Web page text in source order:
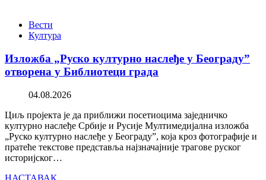
Вести
Култура
Изложба „Руско културно наслеђе у Београду”
отворена у Библиотеци града
04.08.2026
Циљ пројекта је да приближи посетиоцима заједничко
културно наслеђе Србије и Русије Мултимедијална изложба
„Руско културно наслеђе у Београду”, која кроз фотографије и
пратеће текстове представља најзначајније трагове руског
историјског…
НАСТАВАК